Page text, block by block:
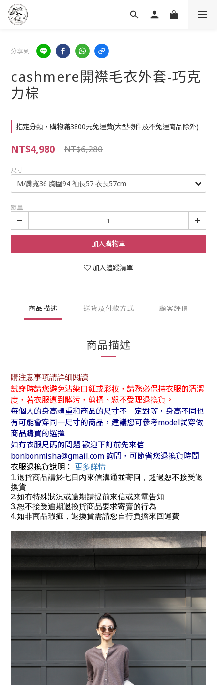
分享到
cashmere開襟毛衣外套-巧克
力棕
指定分類，購物滿3800元免運費(大型物件及不免運商品除外)
NT$4,980 NT$6,280
尺寸
數量
加入購物車
加入追蹤清單
商品描述 送貨及付款方式 顧客評價
商品描述
購注意事項請詳細閱讀
試穿時請您避免沾染口紅或彩妝，請務必保持衣服的清潔
度，若衣服遭到髒污，剪標、恕不受理退換貨。
每個人的身高體重和商品的尺寸不一定對等，身高不同也
有可能會穿同一尺寸的商品，建議您可參考model試穿做
商品購買的選擇
如有衣服尺碼的問題 歡迎下訂前先來信
bonbonmisha@gmail.com 詢問，可節省您退換貨時間
衣服退換貨說明： 更多詳情
1.退貨商品請於七日內來信溝通並寄回，超過恕不接受退
換貨
2.如有特殊狀況或逾期請提前來信或來電告知
3.恕不接受逾期退換貨商品要求寄賣的行為
4.如非商品瑕疵，退換貨需請您自行負擔來回運費